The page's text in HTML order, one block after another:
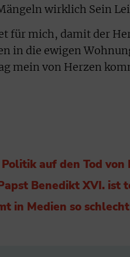
wirklich Sein
für mich, damit der
in die ewigen
mein von Herzen
auf den Tod von
Benedikt XVI. ist
in Medien so